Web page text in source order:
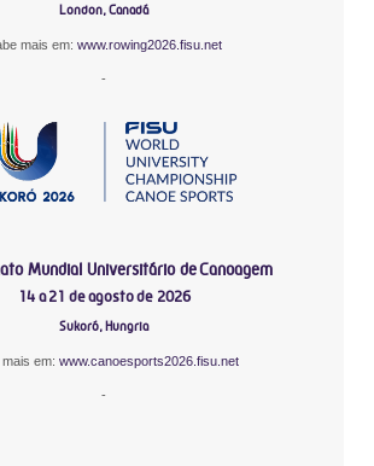
London, Canadá
mais em: www.rowing2026.fisu.net
-
Mundial Universitário de Canoagem
14 a 21 de agosto de 2026
Sukoró, Hungria
em: www.canoesports2026.fisu.net
-